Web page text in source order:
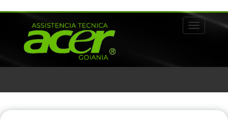
Alternar